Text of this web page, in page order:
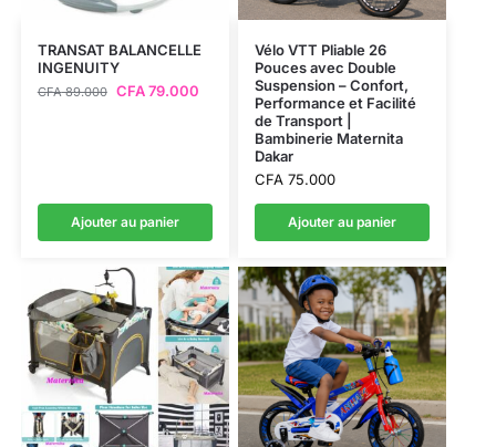
TRANSAT BALANCELLE
INGENUITY
CFA89.000 CFA79.000
Ajouter au panier
Vélo VTT Pliable 26
Pouces avec Double
Suspension – Confort,
Performance et Facilité
de Transport |
Bambinerie Maternita
Dakar
CFA75.000
Ajouter au panier